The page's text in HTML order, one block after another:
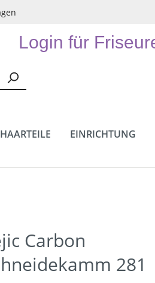
Login für
HAARTEILE EINRICHTUNG
Carbon
281